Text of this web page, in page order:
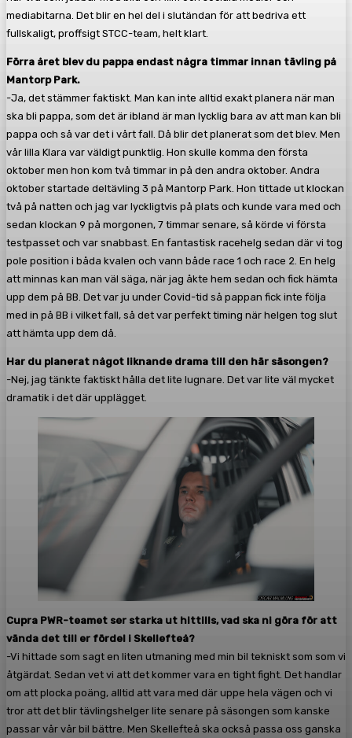
mediabitarna. Det blir en hel del i slutändan för att bedriva ett
fullskaligt, proffsigt STCC-team, helt klart.
Förra året blev du pappa endast några timmar innan tävling på
Mantorp Park.
-Ja, det stämmer faktiskt. Man kan inte alltid exakt planera när man
ska bli pappa, som det är ibland är man lycklig bara av att man kan bli
pappa och så var det i vårt fall. Då blir det planerat som det blev. Men
vår lilla Klara var väldigt punktlig. Hon skulle komma den första
oktober men hon kom två timmar in på den andra oktober. Andra
oktober startade deltävling 3 på Mantorp Park. Hon tittade ut klockan
två på natten och jag var lyckligtvis på plats och kunde vara med och
sedan klockan 9 på morgonen, 7 timmar senare, så körde vi första
testpasset och var snabbast. En fantastisk racehelg sedan där vi tog
pole position i båda kvalen och vann både race 1 och race 2. En helg
att minnas kan man väl säga, när jag åkte hem sedan och fick hämta
upp dem på BB. Det var ju under Covid-tid så pappan fick inte följa
med in på BB i vilket fall, så det var perfekt timing när helgen tog slut
att hämta upp dem då.
Har du planerat något liknande drama till den här säsongen?
-Nej, jag tänkte faktiskt hålla det lite lugnare. Det var lite väl mycket
dramatik i det där upplägget.
Cupra PWR-teamet ser starka ut hittills, vad ska ni göra för att
vända det till er fördel i Skellefteå?
-Vi hittade som sagt en liten utmaning med min bil tekniskt som som vi
åtgärdat. Sedan vet vi att det kommer vara en tight fight. Det handlar
om att plocka poäng, alltid att vara med där uppe hela vägen och vi
tror att det blir tävlingshelger lite senare på säsongen som kanske
passar vår vår bil bättre. Men Skellefteå ska också passa oss ganska